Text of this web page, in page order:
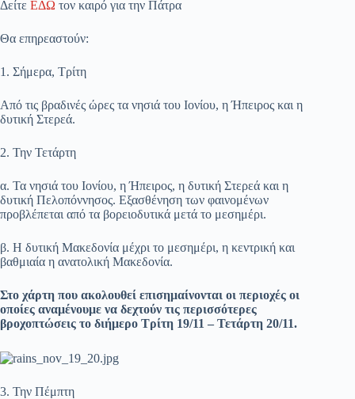
Δείτε ΕΔΩ τον καιρό για την Πάτρα
Θα επηρεαστούν:
1. Σήμερα, Τρίτη
Από τις βραδινές ώρες τα νησιά του Ιονίου, η Ήπειρος και η
δυτική Στερεά.
2. Την Τετάρτη
α. Τα νησιά του Ιονίου, η Ήπειρος, η δυτική Στερεά και η
δυτική Πελοπόννησος. Εξασθένηση των φαινομένων
προβλέπεται από τα βορειοδυτικά μετά το μεσημέρι.
β. Η δυτική Μακεδονία μέχρι το μεσημέρι, η κεντρική και
βαθμιαία η ανατολική Μακεδονία.
Στο χάρτη που ακολουθεί επισημαίνονται οι περιοχές οι
οποίες αναμένουμε να δεχτούν τις περισσότερες
βροχοπτώσεις το διήμερο Τρίτη 19/11 – Τετάρτη 20/11.
3. Την Πέμπτη